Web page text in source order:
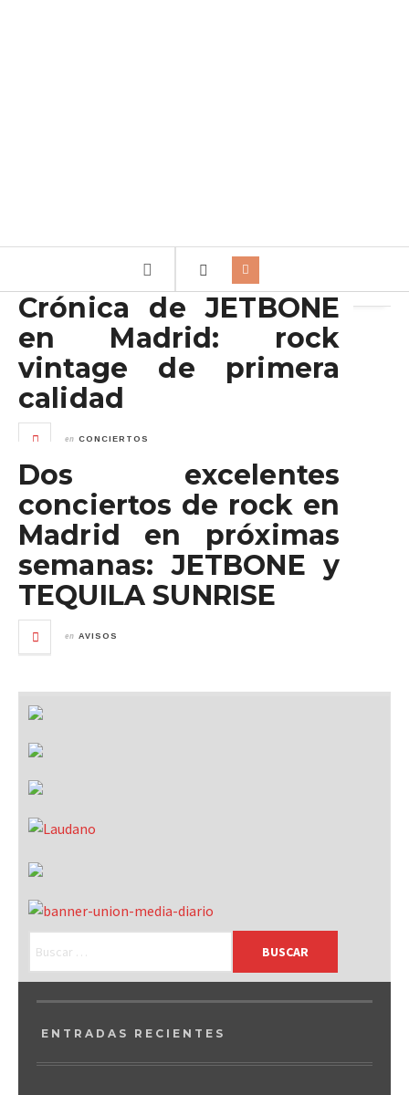
Crónica de JETBONE
en Madrid: rock
vintage de primera
calidad
en CONCIERTOS
Dos excelentes
conciertos de rock en
Madrid en próximas
semanas: JETBONE y
TEQUILA SUNRISE
en AVISOS
ENTRADAS RECIENTES